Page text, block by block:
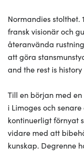
Normandies stolthet.
fransk visionär och
återanvända
att göra
and the rest is
Till en början med
i Limoges och
kontinuerligt förnyat
vidare med att
kunskap. Degrenne